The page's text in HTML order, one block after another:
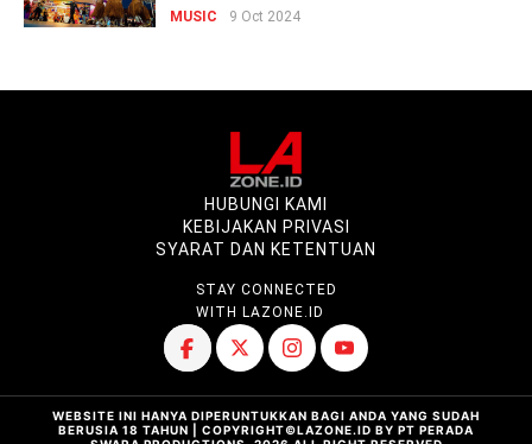
MUSIC 9 Oct 2024
HUBUNGI KAMI
KEBIJAKAN PRIVASI
SYARAT DAN KETENTUAN
STAY CONNECTED
WITH LAZONE.ID
WEBSITE INI HANYA DIPERUNTUKKAN BAGI ANDA YANG SUDAH
BERUSIA 18 TAHUN | COPYRIGHT©LAZONE.ID BY PT PERADA